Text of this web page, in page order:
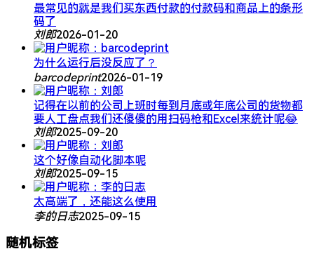
最常见的就是我们买东西付款的付款码和商品上的条形
码了
刘郎2026-01-20
为什么运行后没反应了？
barcodeprint2026-01-19
记得在以前的公司上班时每到月底或年底公司的货物都
要人工盘点我们还傻傻的用扫码枪和Excel来统计呢😂
刘郎2025-09-20
这个好像自动化脚本呢
刘郎2025-09-15
太高端了，还能这么使用
李的日志2025-09-15
随机标签